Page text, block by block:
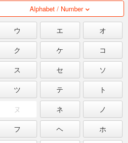
Alphabet / Number
ウ エ
オ
ク ケ
コ
ス セ
ソ
ツ テ
ト
ヌ ネ
ノ
フ ヘ
ホ